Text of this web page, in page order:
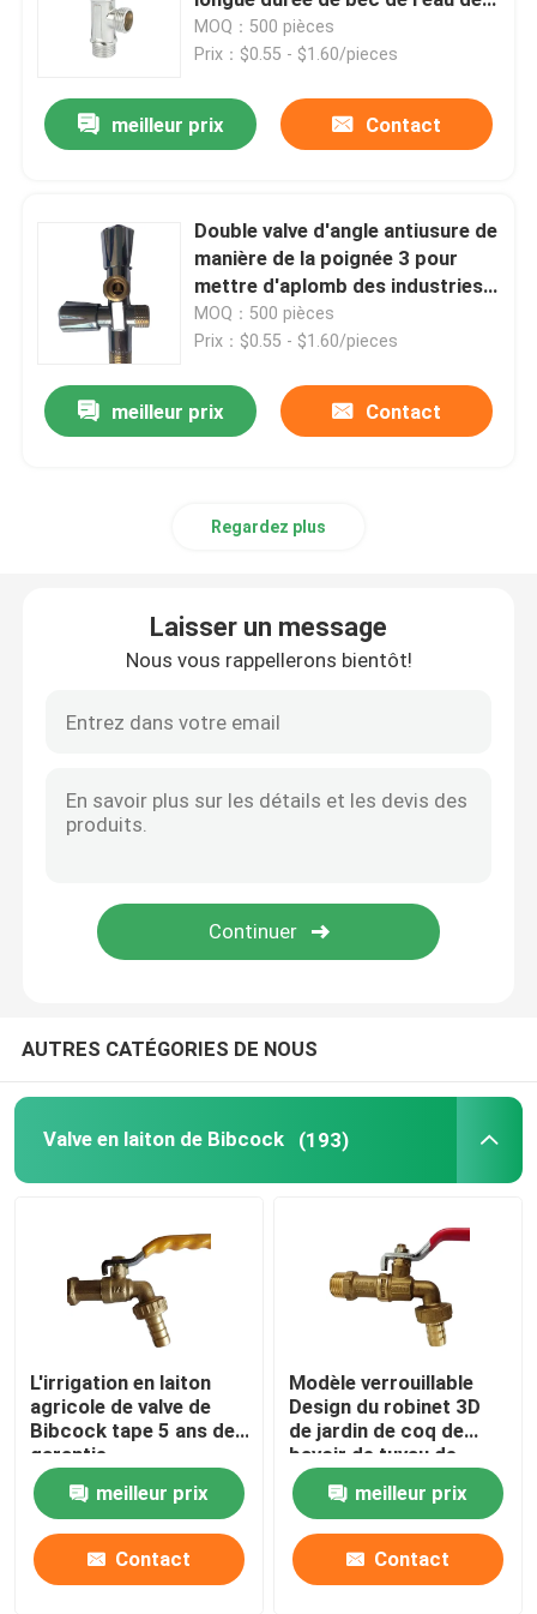
toilette
MOQ：500 pièces
Prix：$0.55 - $1.60/pieces
meilleur prix Contact
Double valve d'angle antiusure de
manière de la poignée 3 pour
mettre d'aplomb des industries
résidentielles
MOQ：500 pièces
Prix：$0.55 - $1.60/pieces
meilleur prix Contact
Regardez plus
Laisser un message
Nous vous rappellerons bientôt!
AUTRES CATÉGORIES DE NOUS
Valve en laiton de Bibcock (193)
L'irrigation en laiton
agricole de valve de
Bibcock tape 5 ans de
garantie
meilleur prix
Contact
Modèle verrouillable
Design du robinet 3D
de jardin de coq de
bavoir de tuyau de
l'hôtel 120gram
1/2inchmeilleur prix
Contact